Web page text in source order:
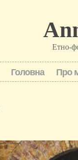
Етно-
Головна Про